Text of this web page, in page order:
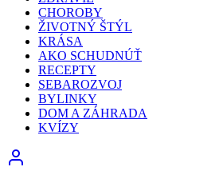
CHOROBY
ŽIVOTNÝ ŠTÝL
KRÁSA
AKO SCHUDNÚŤ
RECEPTY
SEBAROZVOJ
BYLINKY
DOM A ZÁHRADA
KVÍZY